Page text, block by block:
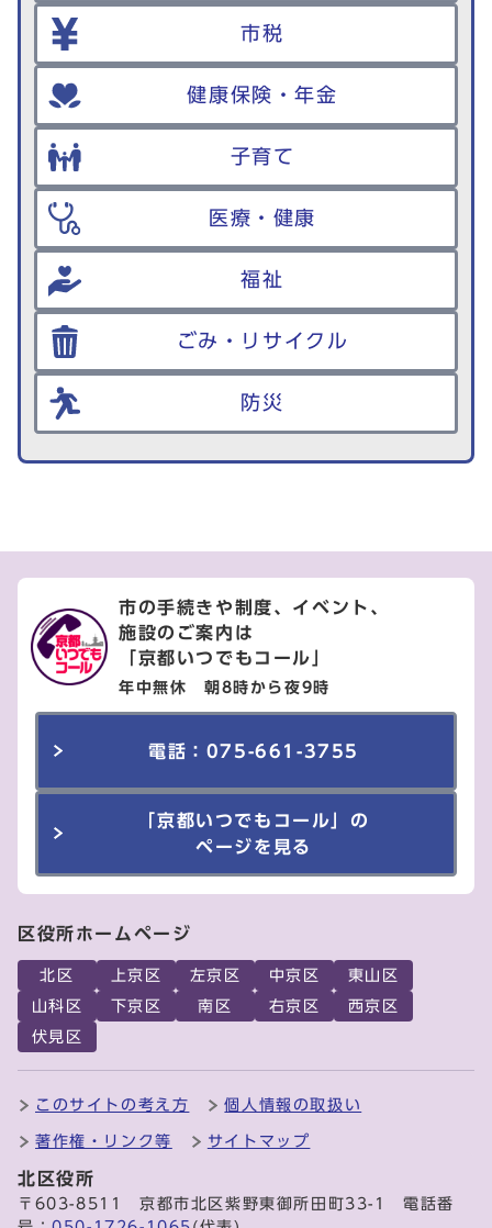
市税
健康保険・年金
子育て
医療・健康
福祉
ごみ・リサイクル
防災
市の手続きや制度、イベント、
施設のご案内は
「京都いつでもコール」
年中無休 朝8時から夜9時
電話：075-661-3755
「京都いつでもコール」の
ページを見る
区役所ホームページ
北区 上京区 左京区 中京区
東山区
山科区
下京区 南区 右京区
西京区
伏見区
このサイトの考え方 個人情報の取扱い
著作権・リンク等 サイトマップ
北区役所
〒603-8511 京都市北区紫野東御所田町33-1 電話番